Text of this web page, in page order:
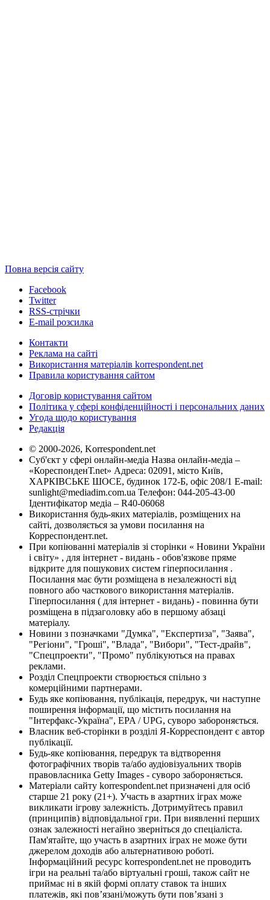
Повна версія сайту
Facebook
Twitter
RSS-стрічки
E-mail розсилка
Контакти
Реклама на сайті
Використання матеріалів korrespondent.net
Правила користування сайтом
Договір користування сайтом
Політика у сфері конфіденційності і персональних даних
Угода щодо користування
Редакція
© 2000-2026, Korrespondent.net
Суб'єкт у сфері онлайн-медіа Назва онлайн-медіа –
«КореспонденТ.net» Адреса: 02091, місто Київ,
ХАРКІВСЬКЕ ШОСЕ, будинок 172-Б, офіс 208/1 E-mail:
sunlight@mediadim.com.ua Телефон: 044-205-43-00
Ідентифікатор медіа – R40-06068
Використання будь-яких матеріалів, розміщених на
сайті, дозволяється за умови посилання на
Корреспондент.net.
При копіюванні матеріалів зі сторінки « Новини України
і світу» , для інтернет - видань - обов'язкове пряме
відкрите для пошукових систем гіперпосилання .
Посилання має бути розміщена в незалежності від
повного або часткового використання матеріалів.
Гіперпосилання ( для інтернет - видань) - повинна бути
розміщена в підзаголовку або в першому абзаці
матеріалу.
Новини з позначками "Думка", "Експертиза", "Заява",
"Регіони", "Гроші", "Влада", "Вибори", "Тест-драйв",
"Спецпроекти", "Промо" публікуються на правах
реклами.
Розділ Спецпроекти створюється спільно з
комерційними партнерами.
Будь яке копіювання, публікація, передрук, чи наступне
поширення інформації, що містить посилання на
"Інтерфакс-Україна", EPA / UPG, суворо забороняється.
Власник веб-сторінки в розділі Я-Корреспондент є автор
публікації.
Будь-яке копіювання, передрук та відтворення
фотографічних творів та/або аудіовізуальних творів
правовласника Getty Images - суворо забороняється.
Матеріали сайту korrespondent.net призначені для осіб
старше 21 року (21+). Участь в азартних іграх може
викликати ігрову залежність. Дотримуйтесь правил
(принципів) відповідальної гри. При виявленні перших
ознак залежності негайно зверніться до спеціаліста.
Пам'ятайте, що участь в азартних іграх не може бути
джерелом доходів або альтернативою роботі.
Інформаційний ресурс korrespondent.net не проводить
ігри на реальні та/або віртуальні гроші, також сайт не
приймає ні в якій формі оплату ставок та інших
платежів, які пов’язані/можуть бути пов’язані з